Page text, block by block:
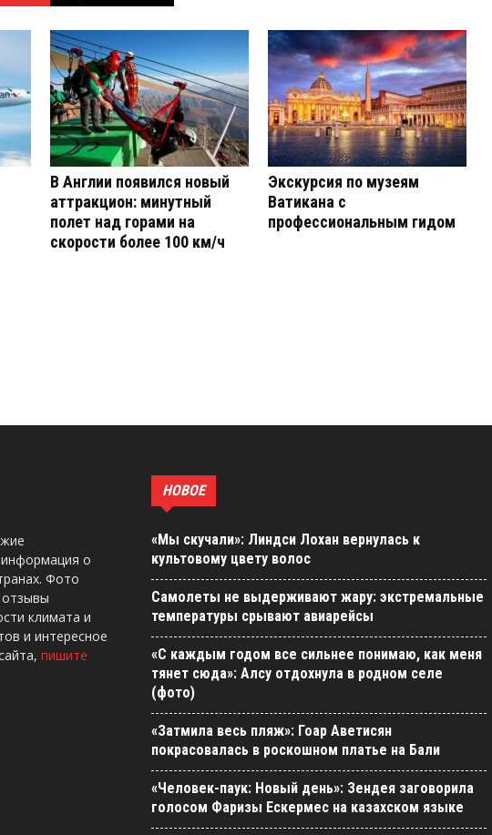
В Англии появился новый
аттракцион: минутный
полет над горами на
скорости более 100 км/ч
Экскурсия по музеям
Ватикана с
профессиональным гидом
информация о
Фото
климата и
и интересное
пишите
НОВОЕ
«Мы скучали»: Линдси Лохан вернулась к
культовому цвету волос
Самолеты не выдерживают жару: экстремальные
температуры срывают авиарейсы
«С каждым годом все сильнее понимаю, как меня
тянет сюда»: Алсу отдохнула в родном селе
(фото)
«Затмила весь пляж»: Гоар Аветисян
покрасовалась в роскошном платье на Бали
«Человек-паук: Новый день»: Зендея заговорила
голосом Фаризы Ескермес на казахском языке